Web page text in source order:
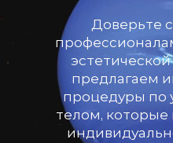
Доверьте
предлагаем
процедуры по
телом,